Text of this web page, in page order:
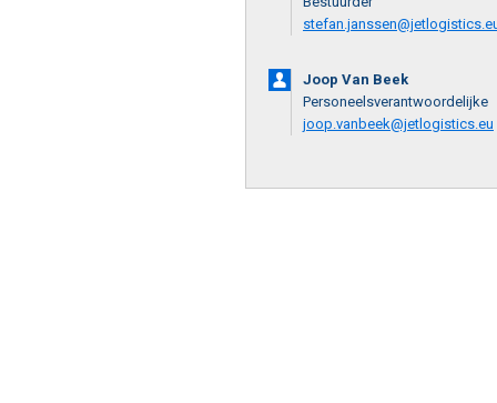
Joop Van Beek
Personeelsverantwoordelijke
joop.vanbeek@jetlogistics.eu